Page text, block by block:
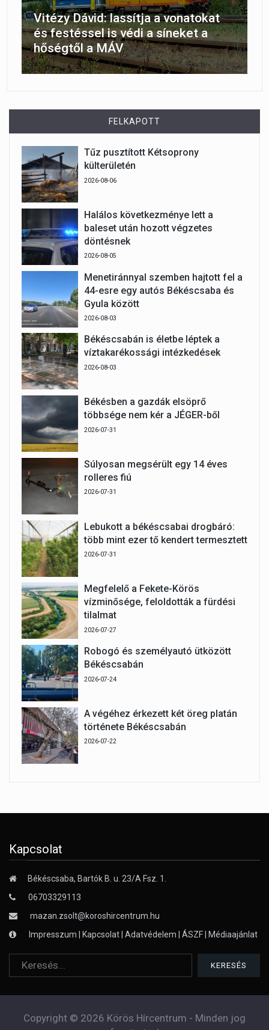
Vitézy Dávid: lassítja a vonatokat
és festéssel is védi a síneket a
hőségtől a MÁV
FELKAPOTT
Tűz pusztított Kétsoprony
külterületén
2026-08-06
Halálos következménye lett a
baleset után hozott végzetes
döntésnek
2026-08-05
Menetiránnyal szemben hajtott fel a
44-esre egy autós Békéscsaba és
Gyula között
2026-08-03
Békéscsabán is életbe léptek a
víztakarékossági intézkedések
2026-08-03
Békésben a gazdák elsöprő
többsége nem kér a JÉGER-ből
2026-07-31
Súlyosan megsérült egy 14 éves
rolleres fiú
2026-07-31
Lebukott a békéscsabai drogbáró:
több mint ezer tő kendert termesztett
2026-07-31
Megfelelő a Fekete-Körös
vízminősége, feloldották a fürdési
tilalmat
2026-07-27
Robogó és személyautó ütközött
Békéscsabán
2026-07-24
A végéhez érkezett két öreg platán
története Békéscsabán
2026-07-22
Kapcsolat
Békéscsaba, Bartók B. u. 23/A Fsz. 1.
06703329113
mazan.zsolt@koroshircentrum.hu
Impresszum
Kapcsolat Adatvédelem ÁSZF Médiaajánlat
Copyright © 2026 Körös Hírcentrum - Minden jog